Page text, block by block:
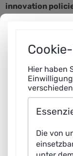
innovation
Lernende
AI is set to
forefront of the
out the
HTAD (German)
Hier haben
Die von